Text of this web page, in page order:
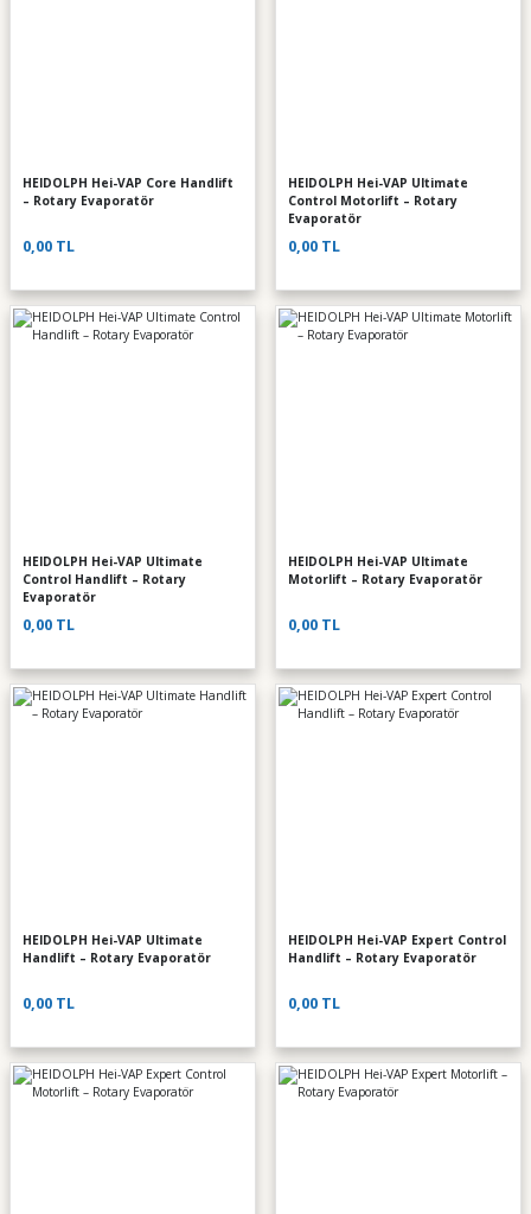
HEIDOLPH Hei-VAP Core Handlift
– Rotary Evaporatör
0,00 TL
HEIDOLPH Hei-VAP Ultimate
Control Motorlift – Rotary
Evaporatör
0,00 TL
HEIDOLPH Hei-VAP Ultimate
Control Handlift – Rotary
Evaporatör
0,00 TL
HEIDOLPH Hei-VAP Ultimate
Motorlift – Rotary Evaporatör
0,00 TL
HEIDOLPH Hei-VAP Ultimate
Handlift – Rotary Evaporatör
0,00 TL
HEIDOLPH Hei-VAP Expert Control
Handlift – Rotary Evaporatör
0,00 TL